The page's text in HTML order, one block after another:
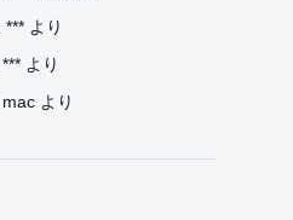
*** より
***より
macより